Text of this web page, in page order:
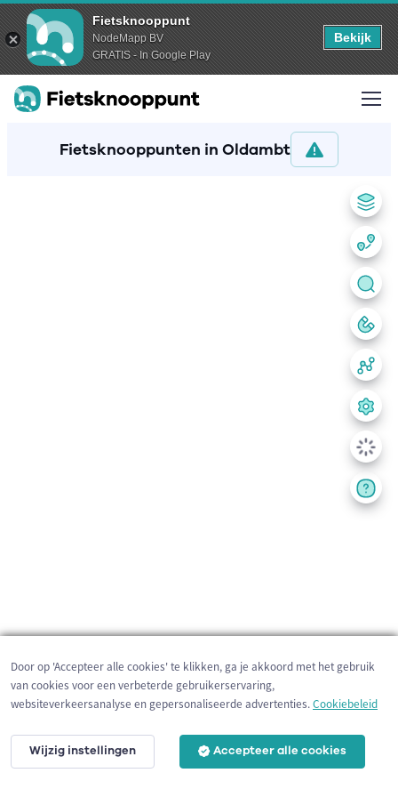
Fietsknooppunt
NodeMapp BV
GRATIS - In Google Play
Bekijk
Fietsknooppunten in Oldambt
3 km
Door op 'Accepteer alle cookies' te klikken, ga je akkoord met het gebruik
van cookies voor een verbeterde gebruikerservaring,
websiteverkeersanalyse en gepersonaliseerde advertenties.Cookiebeleid
Wijzig instellingen Accepteer alle cookies